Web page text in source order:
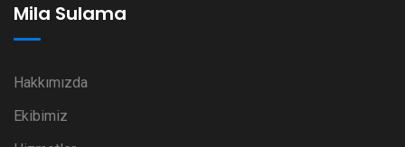
Mila Sulama
Hakkımızda
Ekibimiz